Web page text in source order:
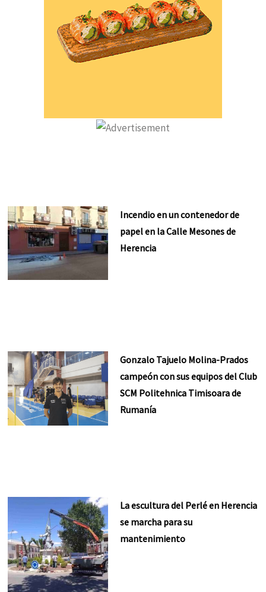
Incendio en un contenedor de
papel en la Calle Mesones de
Herencia
Gonzalo Tajuelo Molina-Prados
campeón con sus equipos del Club
SCM Politehnica Timisoara de
Rumanía
La escultura del Perlé en Herencia
se marcha para su
mantenimiento